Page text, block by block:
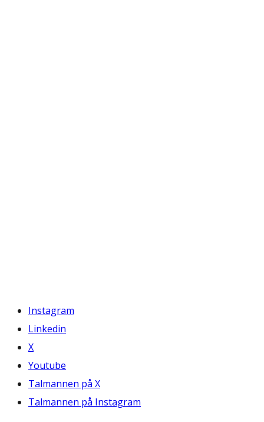
Instagram
Linkedin
X
Youtube
Talmannen på X
Talmannen på Instagram